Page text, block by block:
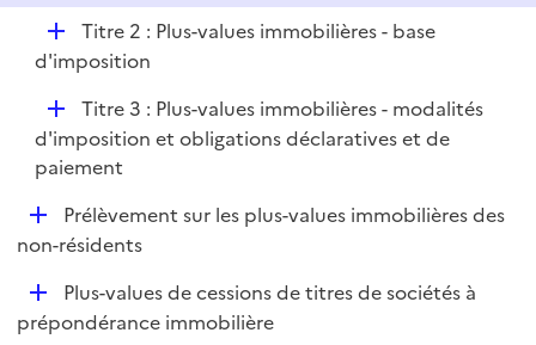
D
é
i
e
r
Titre 2 : Plus-values immobilières - base
d'imposition
D
é
p
i
e
r
Titre 3 : Plus-values immobilières - modalités
d'imposition et obligations déclaratives et de
paiement
D
é
i
Prélèvement sur les plus-values immobilières des
non-résidents
D
é
Plus-values de cessions de titres de sociétés à
prépondérance immobilière